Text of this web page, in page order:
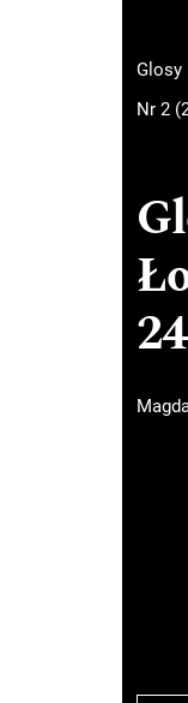
Glosy
Nr 2